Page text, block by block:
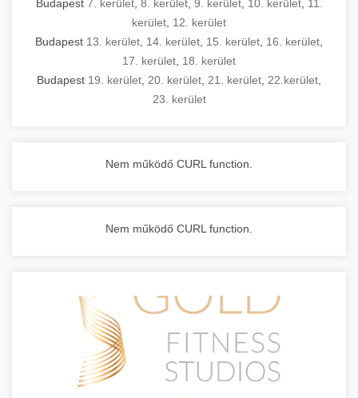
Budapest 7. kerület, 8. kerület, 9. kerület, 10. kerület, 11.
kerület 12. kerület
Budapest 13. kerület 14. kerület 15. kerület 16. kerület
17. kerület 18. kerület
Budapest 19. kerület 20. kerület 21. kerület 22.kerület
23. kerület
Nem működő CURL function.
Nem működő CURL function.